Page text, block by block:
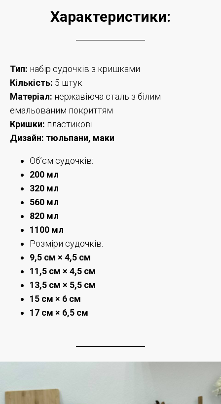
Характеристики:
Тип: набір судочків з кришками
Кількість: 5 штук
Матеріал: нержавіюча сталь з білим
емальованим покриттям
Кришки: пластикові
Дизайн: тюльпани, маки
Об’єм судочків:
200 мл
320 мл
560 мл
820 мл
1100 мл
Розміри судочків:
9,5 см × 4,5 см
11,5 см × 4,5 см
13,5 см × 5,5 см
15 см × 6 см
17 см × 6,5 см